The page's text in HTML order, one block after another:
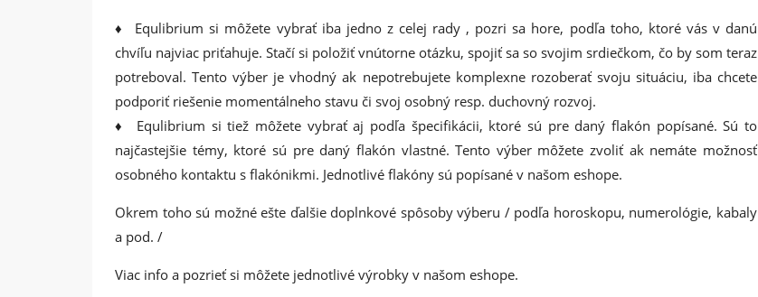
♦ Equlibrium si môžete vybrať iba jedno z celej rady , pozri sa hore, podľa toho, ktoré vás v danú
chvíľu najviac priťahuje. Stačí si položiť vnútorne otázku, spojiť sa so svojim srdiečkom, čo by som teraz
potreboval. Tento výber je vhodný ak nepotrebujete komplexne rozoberať svoju situáciu, iba chcete
podporiť riešenie momentálneho stavu či svoj osobný resp. duchovný rozvoj.
♦ Equlibrium si tiež môžete vybrať aj podľa špecifikácii, ktoré sú pre daný flakón popísané. Sú to
najčastejšie témy, ktoré sú pre daný flakón vlastné. Tento výber môžete zvoliť ak nemáte možnosť
osobného kontaktu s flakónikmi. Jednotlivé flakóny sú popísané v našom eshope.
Okrem toho sú možné ešte ďalšie doplnkové spôsoby výberu / podľa horoskopu, numerológie, kabaly
a pod. /
Viac info a pozrieť si môžete jednotlivé výrobky v našom eshope.